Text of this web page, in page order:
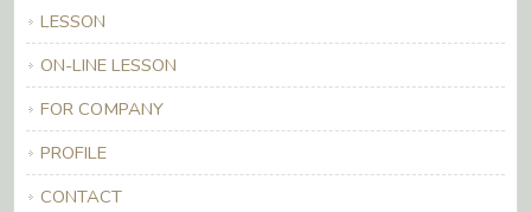
LESSON
ON-LINE LESSON
FOR COMPANY
PROFILE
CONTACT